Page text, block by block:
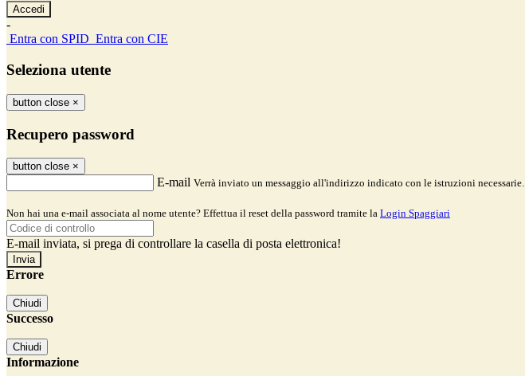
-
Entra con SPID Entra con CIE
Seleziona utente
button close ×
Recupero password
button close ×
E-mail Verrà inviato un messaggio all'indirizzo indicato con le istruzioni necessarie.
Non hai una e-mail associata al nome utente? Effettua il reset della password tramite la Login Spaggiari
E-mail inviata, si prega di controllare la casella di posta elettronica!
Errore
Chiudi
Successo
Chiudi
Informazione